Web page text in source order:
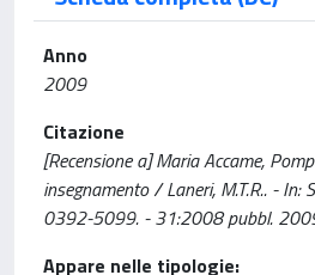
Anno
2009
Citazione
[Recensione a] Maria Accame,
insegnamento / Laneri, M.T.R.. - In:
0392-5099. - 31:2008 pubbl.
Appare nelle tipologie: